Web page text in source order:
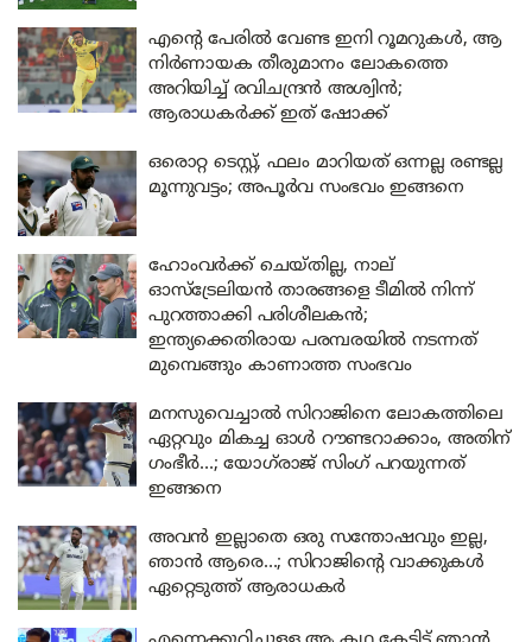
എന്റെ പേരിൽ വേണ്ട ഇനി റൂമറുകൾ, ആ
നിർണായക തീരുമാനം ലോകത്തെ
അറിയിച്ച് രവിചന്ദ്രൻ അശ്വിൻ;
ആരാധകർക്ക് ഇത് ഷോക്ക്
ഒരൊറ്റ ടെസ്റ്റ്, ഫലം മാറിയത് ഒന്നല്ല രണ്ടല്ല
മൂന്നുവട്ടം; അപൂർവ സംഭവം ഇങ്ങനെ
ഹോംവർക്ക് ചെയ്തില്ല, നാല്
ഓസ്‌ട്രേലിയൻ താരങ്ങളെ ടീമിൽ നിന്ന്
പുറത്താക്കി പരിശീലകൻ;
ഇന്ത്യക്കെതിരായ പരമ്പരയിൽ നടന്നത്
മുമ്പെങ്ങും കാണാത്ത സംഭവം
മനസുവെച്ചാൽ സിറാജിനെ ലോകത്തിലെ
ഏറ്റവും മികച്ച ഓൾ റൗണ്ടറാക്കാം, അതിന്
ഗംഭീർ…; യോഗ്‌രാജ് സിംഗ് പറയുന്നത്
ഇങ്ങനെ
അവൻ ഇല്ലാതെ ഒരു സന്തോഷവും ഇല്ല,
ഞാൻ ആരെ…; സിറാജിന്റെ വാക്കുകൾ
ഏറ്റെടുത്ത് ആരാധകർ